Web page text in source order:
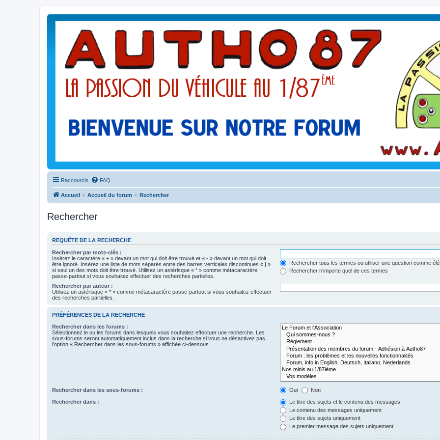
Raccourcis FAQ
Accueil Accueil du forum Rechercher
Rechercher
REQUÊTE DE LA RECHERCHE
Rechercher par mots-clés :
Insérez le caractère « + » devant un mot qui doit être trouvé et « - » devant un mot qui doit
être ignoré. Insérez une liste de mots séparés entre des barres verticales discontinues « | »
si seul un des mots doit être trouvé. Utilisez un astérisque « * » comme métacaractère
passe-partout si vous souhaitez effectuer des recherches partielles.
Rechercher tous les termes ou utiliser une question comme
Rechercher n’importe quel de ces termes
Rechercher par auteur :
Utilisez un astérisque « * » comme métacaractère passe-partout si vous souhaitez effectuer
des recherches partielles.
PRÉFÉRENCES DE LA RECHERCHE
Rechercher dans les forums :
Sélectionnez le ou les forums dans lesquels vous souhaitez effectuer une recherche. Les
sous-forums seront automatiquement inclus dans la recherche si vous ne désactivez pas
l’option « Rechercher dans les sous-forums » affichée ci-dessous.
Rechercher dans les sous-forums : Oui Non
Rechercher dans :
Le titre des sujets et le contenu des messages
Le contenu des messages uniquement
Le titre des sujets uniquement
Le premier message des sujets uniquement